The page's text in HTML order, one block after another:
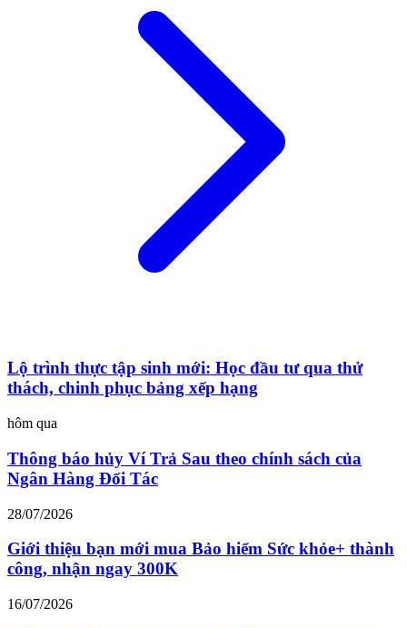
Lộ trình thực tập sinh mới: Học đầu tư qua thử
thách, chinh phục bảng xếp hạng
hôm qua
Thông báo hủy Ví Trả Sau theo chính sách của
Ngân Hàng Đối Tác
28/07/2026
Giới thiệu bạn mới mua Bảo hiểm Sức khỏe+ thành
công, nhận ngay 300K
16/07/2026